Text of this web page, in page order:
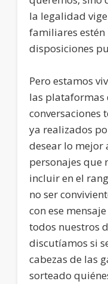
la legalidad
familiares
disposiciones
Pero estamos
las plataformas
conversaciones
ya realizados
desear lo mejor
personajes que
incluir en el
no ser
con ese
todos nuestros
discutíamos si
cabezas de las
sorteado